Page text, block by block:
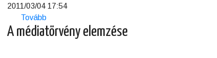
2011/03/04 17:54
Tovább
jár
kártérítés
A médiatörvény elemzése